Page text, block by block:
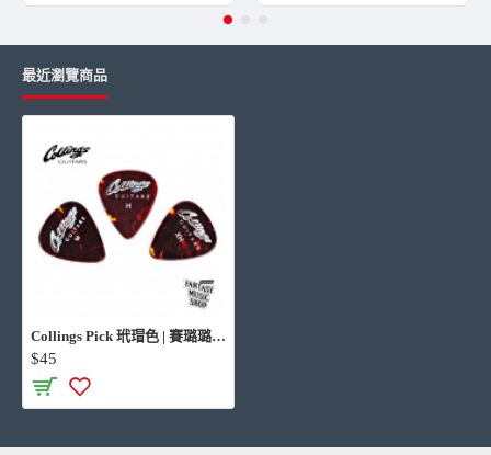
最近瀏覽商品
Collings Pick 玳瑁色 | 賽璐璐材質 美國進口
$45